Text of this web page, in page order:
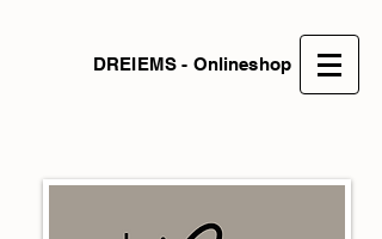
DREIEMS - Onlineshop